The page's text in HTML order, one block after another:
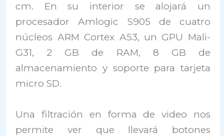
cm. En su interior se alojará un
procesador Amlogic S905 de cuatro
núcleos ARM Cortex A53, un GPU Mali-
G31, 2 GB de RAM, 8 GB de
almacenamiento y soporte para tarjeta
micro SD.
Una filtración en forma de video nos
permite ver que llevará botones